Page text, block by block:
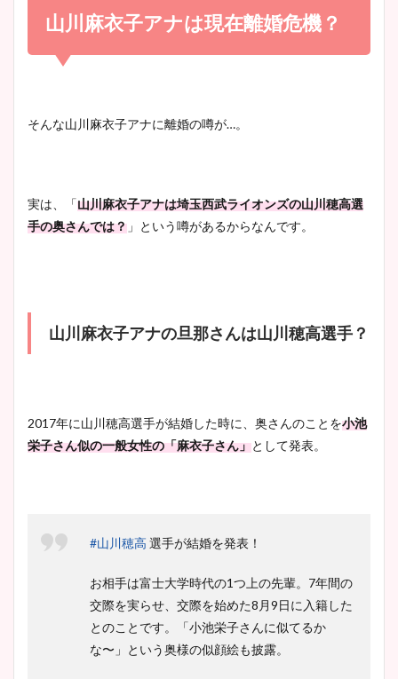
宇賀神メグアナのニット画像
め！足が美脚でニット衣装も
かわいい！
清水麻椰アナのかわいい画
イエット方は？昔と現在を画
豊島実季アナのカップ画像ま
とめ！美脚や水着姿に年齢も
山川麻衣子アナは現在離婚危機？
そんな山川麻衣子アナに離婚の噂が…。
実は、「山川麻衣子アナは埼玉西武ライオンズの山川穂高選
手の奥さんでは？ 」という噂があるからなんです。
山川麻衣子アナの旦那さんは山川穂高選手？
2017年に山川穂高選手が結婚した時に、奥さんのことを小池
栄子さん似の一般女性の「麻衣子さん」として発表。
#山川穂高 選手が結婚を発表！
お相手は富士大学時代の1つ上の先輩。7年間の
交際を実らせ、交際を始めた8月9日に入籍した
とのことです。「小池栄子さんに似てるか
な〜」という奥様の似顔絵も披露。